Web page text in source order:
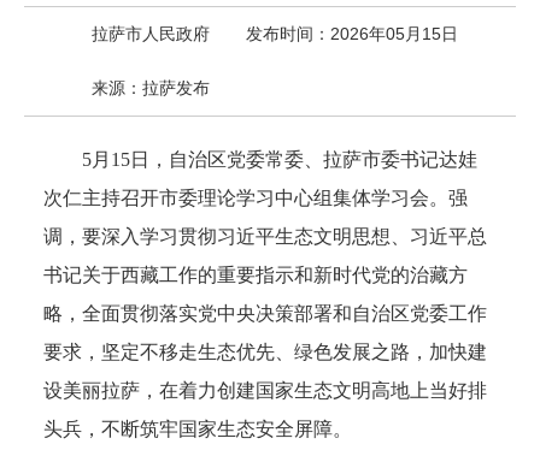
拉萨市人民政府 发布时间：2026年05月15日
来源：拉萨发布
5月15日，自治区党委常委、拉萨市委书记达娃
次仁主持召开市委理论学习中心组集体学习会。强
调，要深入学习贯彻习近平生态文明思想、习近平总
书记关于西藏工作的重要指示和新时代党的治藏方
略，全面贯彻落实党中央决策部署和自治区党委工作
要求，坚定不移走生态优先、绿色发展之路，加快建
设美丽拉萨，在着力创建国家生态文明高地上当好排
头兵，不断筑牢国家生态安全屏障。